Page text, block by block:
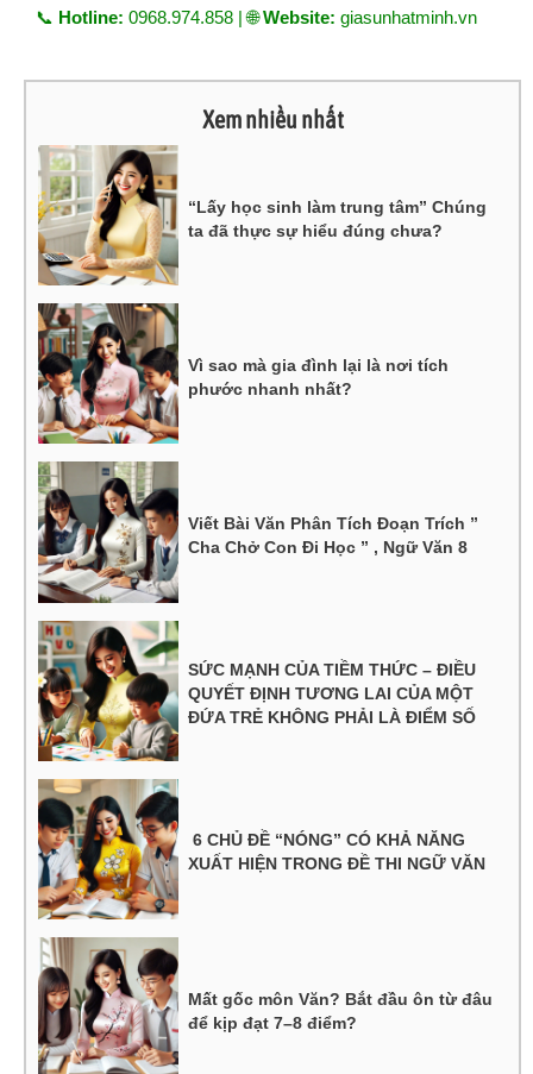
📞 Hotline: 0968.974.858 | 🌐Website: giasunhatminh.vn
Xem nhiều nhất
“Lấy học sinh làm trung tâm” Chúng
ta đã thực sự hiểu đúng chưa?
Vì sao mà gia đình lại là nơi tích
phước nhanh nhất?
Viết Bài Văn Phân Tích Đoạn Trích ”
Cha Chở Con Đi Học ” , Ngữ Văn 8
SỨC MẠNH CỦA TIỀM THỨC – ĐIỀU
QUYẾT ĐỊNH TƯƠNG LAI CỦA MỘT
ĐỨA TRẺ KHÔNG PHẢI LÀ ĐIỂM SỐ
6 CHỦ ĐỀ “NÓNG” CÓ KHẢ NĂNG
XUẤT HIỆN TRONG ĐỀ THI NGỮ VĂN
Mất gốc môn Văn? Bắt đầu ôn từ đâu
để kịp đạt 7–8 điểm?